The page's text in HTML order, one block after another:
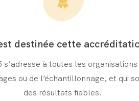
destinée cette
s’adresse à toutes les
ou de l’échantillonnage, et qui
des résultats fiables.